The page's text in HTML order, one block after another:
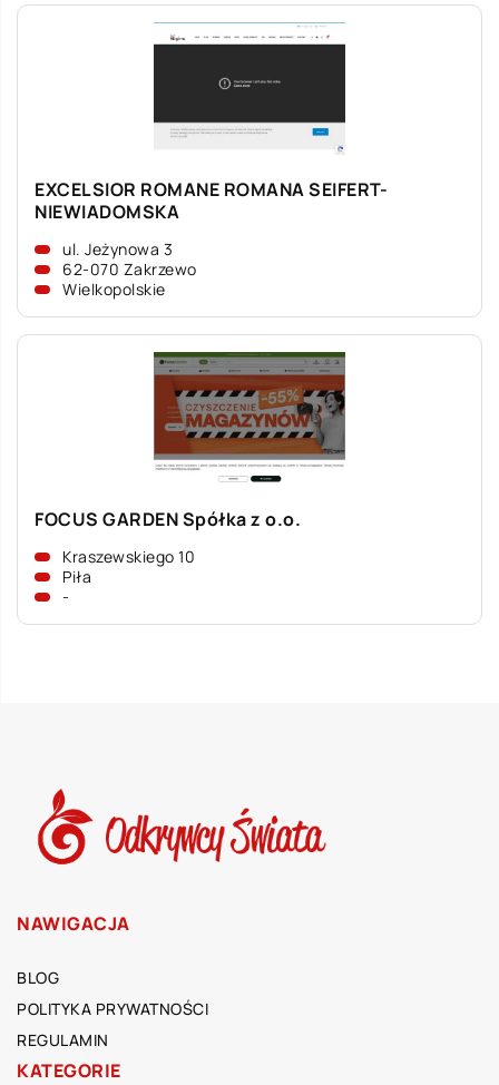
EXCELSIOR ROMANE ROMANA SEIFERT-
NIEWIADOMSKA
ul. Jeżynowa 3
62-070 Zakrzewo
Wielkopolskie
FOCUS GARDEN Spółka z o.o.
Kraszewskiego 10
Piła
-
NAWIGACJA
BLOG
POLITYKA PRYWATNOŚCI
REGULAMIN
KATEGORIE